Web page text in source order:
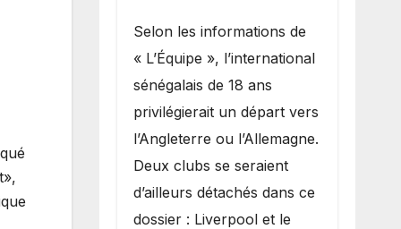
Selon les informations de
« L’Équipe », l’international
sénégalais de 18 ans
privilégierait un départ vers
l’Angleterre ou l’Allemagne.
Deux clubs se seraient
d’ailleurs détachés dans ce
dossier : Liverpool et le